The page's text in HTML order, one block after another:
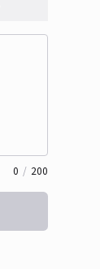
0 / 200